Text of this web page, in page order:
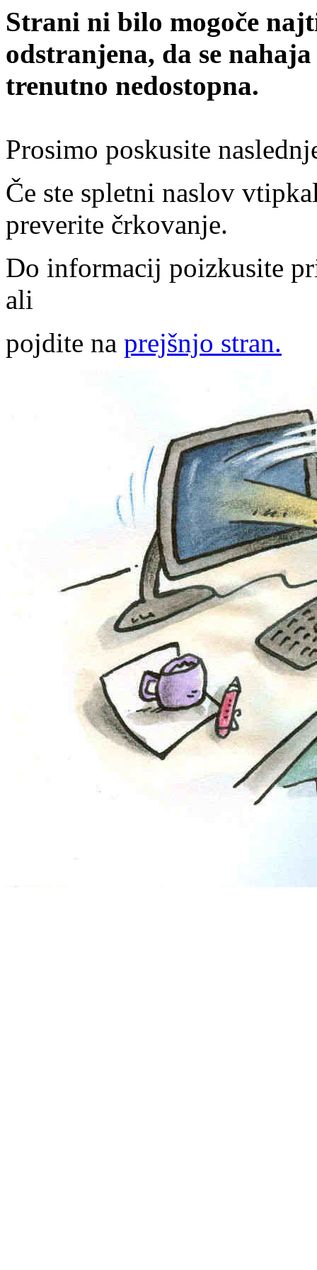
Strani ni bilo mogoče
odstranjena, da se
trenutno nedostopna.
Prosimo poskusite
Če ste spletni naslov
preverite črkovanje.
Do informacij poizkusite
ali
pojdite na prejšnjo stran.